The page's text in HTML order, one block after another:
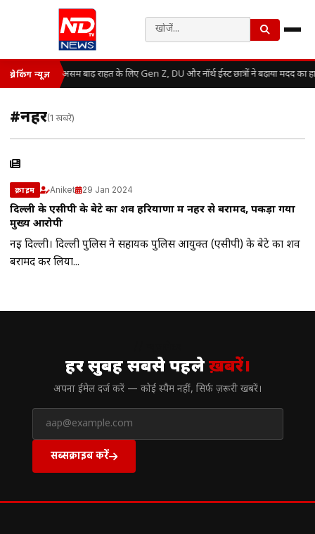
ब्रेकिंग न्यूज़ असम बाढ़ राहत के लिए Gen Z, DU और नॉर्थ ईस्ट छात्रों ने बढ़ाया मदद का
#नहर(1 खबरें)
क्राइम Aniket 29 Jan 2024
दिल्ली के एसीपी के बेटे का शव हरियाणा में नहर से बरामद, पकड़ा गया
मुख्य आरोपी
नई दिल्ली। दिल्ली पुलिस ने सहायक पुलिस आयुक्त (एसीपी) के बेटे का शव
बरामद कर लिया...
हर सुबह सबसे पहलेख़बरें।
अपना ईमेल दर्ज करें — कोई स्पैम नहीं, सिर्फ ज़रूरी खबरें।
सब्सक्राइब करें